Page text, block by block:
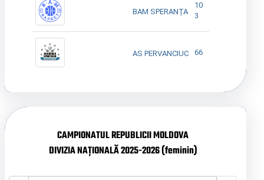
BAM SPERANȚA
10
3
AS PERVANCIUC 66
CAMPIONATUL REPUBLICII MOLDOVA
DIVIZIA NAȚIONALĂ 2025-2026 (feminin)